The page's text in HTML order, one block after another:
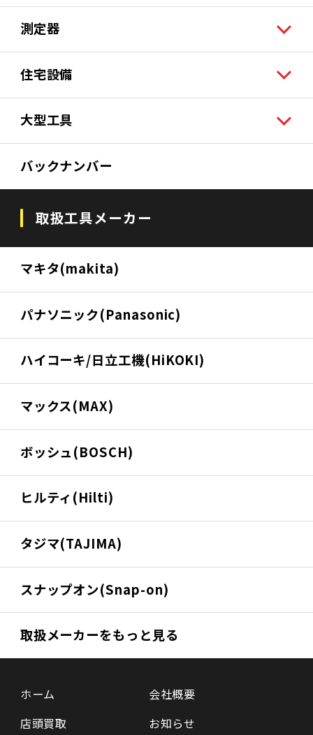
測定器
住宅設備
大型工具
バックナンバー
取扱工具メーカー
マキタ(makita)
パナソニック(Panasonic)
ハイコーキ/日立工機(HiKOKI)
マックス(MAX)
ボッシュ(BOSCH)
ヒルティ(Hilti)
タジマ(TAJIMA)
スナップオン(Snap-on)
取扱メーカーをもっと見る
ホーム
店頭買取
会社概要
お知らせ